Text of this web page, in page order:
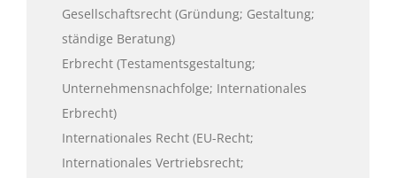
Gesellschaftsrecht (Gründung; Gestaltung;
ständige Beratung)
Erbrecht (Testamentsgestaltung;
Unternehmensnachfolge; Internationales
Erbrecht)
Internationales Recht (EU-Recht;
Internationales Vertriebsrecht;